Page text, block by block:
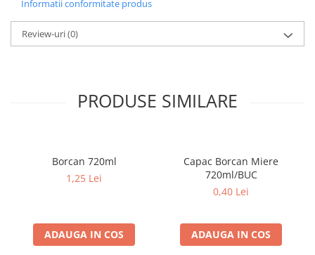
Informatii conformitate produs
Review-uri(0)
PRODUSE SIMILARE
Borcan 720ml
1,25 Lei
ADAUGA IN COS
Capac Borcan Miere
720ml/BUC
0,40 Lei
ADAUGA IN COS